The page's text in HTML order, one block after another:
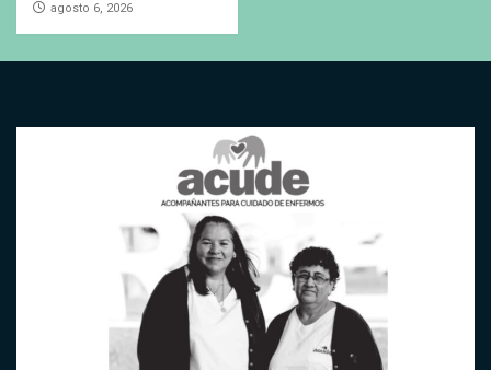
agosto 6, 2026